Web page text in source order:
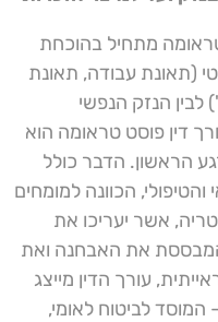
מתחיל בהוכחת
(תאונת עבודה, תאונת
לבין הנזק הנפשי
דין פוסט טראומה הוא
הראשון. הדבר כולל
הכוונה למומחים
אשר יעריכו את
המבססת את האבחנה ואת
עורך הדין מייצג
המוסד לביטוח לאומי,